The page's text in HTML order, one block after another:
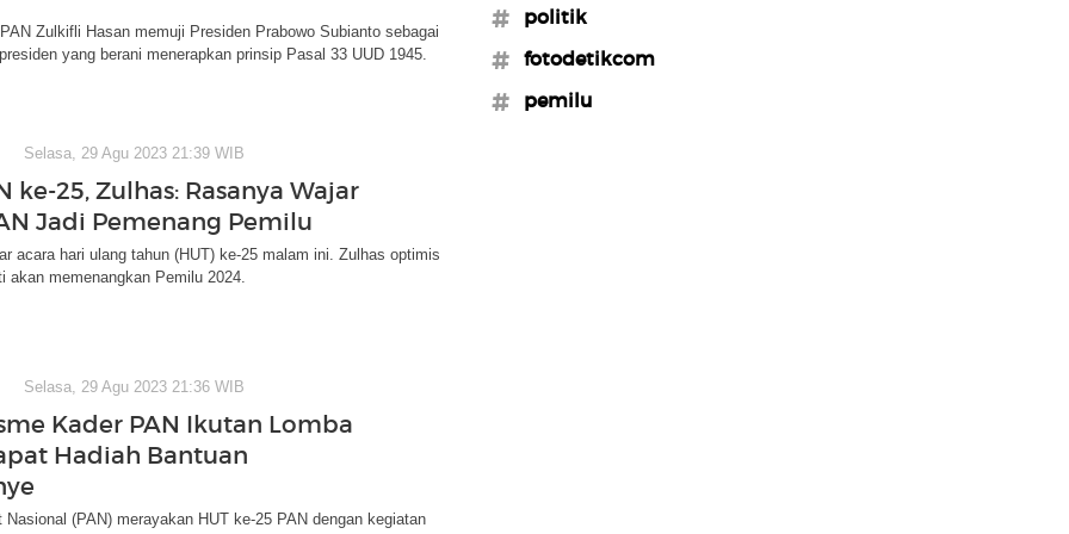
Zulkifli Hasan memuji Presiden Prabowo Subianto sebagai
yang berani menerapkan prinsip Pasal 33 UUD 1945.
Selasa, 29 Agu 2023 21:39 WIB
ke-25, Zulhas: Rasanya Wajar
Jadi Pemenang Pemilu
acara hari ulang tahun (HUT) ke-25 malam ini. Zulhas optimis
akan memenangkan Pemilu 2024.
Selasa, 29 Agu 2023 21:36 WIB
Kader PAN Ikutan Lomba
Hadiah Bantuan
Nasional (PAN) merayakan HUT ke-25 PAN dengan kegiatan
#politik
#fotodetikcom
#pemilu